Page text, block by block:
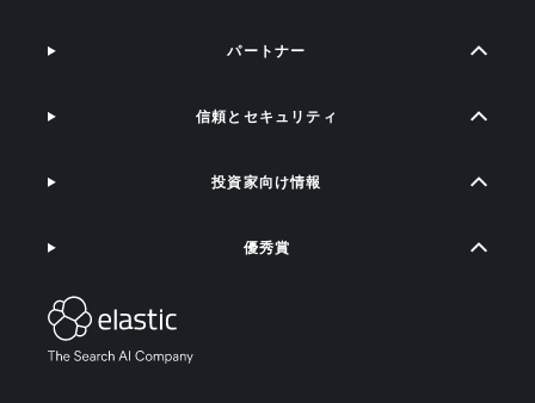
パートナー
信頼とセキュリティ
投資家向け情報
優秀賞